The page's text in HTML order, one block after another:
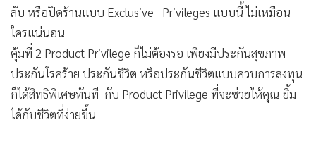
ลับ หรือปิดร้านแบบ Exclusive Privileges แบบนี้ ไม่เหมือน
ใครแน่นอน
คุ้มที่ 2 Product Privilege ก็ไม่ต้องรอ เพียงมีประกันสุขภาพ
ประกันโรคร้าย ประกันชีวิต หรือประกันชีวิตแบบควบการลงทุน
ก็ได้สิทธิพิเศษทันที กับ Product Privilege ที่จะช่วยให้คุณ ยิ้ม
ได้กับชีวิตที่ง่ายขึ้น